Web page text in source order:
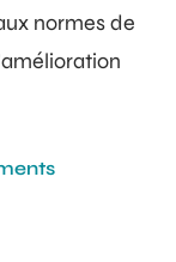
normes de